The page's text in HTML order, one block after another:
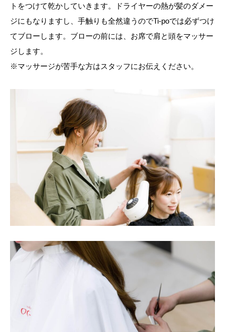
トをつけて乾かしていきます。ドライヤーの熱が髪のダメー
ジにもなりますし、手触りも全然違うのでTi-poでは必ずつけ
てブローします。ブローの前には、お席で肩と頭をマッサー
ジします。
※マッサージが苦手な方はスタッフにお伝えください。